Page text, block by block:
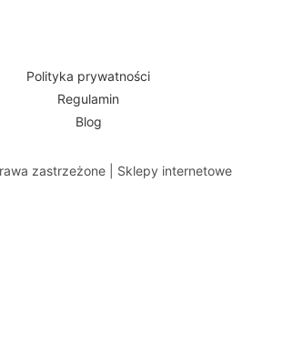
Polityka prywatności
Regulamin
Blog
zastrzeżone | Sklepy internetowe